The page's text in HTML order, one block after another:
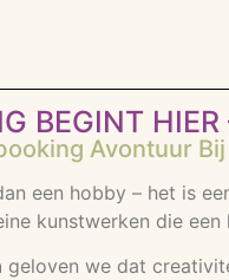
BEGINT
Avontuur
een hobby – het is
kunstwerken die
geloven we dat